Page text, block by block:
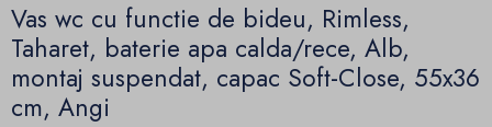
Vas wc cu functie de bideu, Rimless,
Taharet, baterie apa calda/rece, Alb,
montaj suspendat, capac Soft-Close, 55x36
cm, Angi